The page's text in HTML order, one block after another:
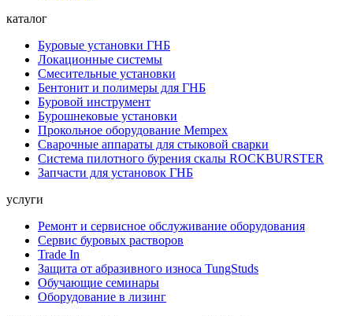
каталог
Буровые установки ГНБ
Локационные системы
Смесительные установки
Бентонит и полимеры для ГНБ
Буровой инструмент
Бурошнековые установки
Прокольное оборудование Mempex
Сварочные аппараты для стыковой сварки
Система пилотного бурения скалы ROCKBURSTER
Запчасти для установок ГНБ
услуги
Ремонт и сервисное обслуживание оборудования
Сервис буровых растворов
Trade In
Защита от абразивного износа TungStuds
Обучающие семинары
Оборудование в лизинг